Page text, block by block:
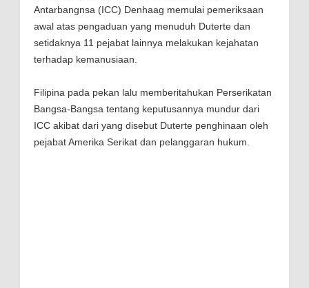
Antarbangnsa (ICC) Denhaag memulai pemeriksaan
awal atas pengaduan yang menuduh Duterte dan
setidaknya 11 pejabat lainnya melakukan kejahatan
terhadap kemanusiaan.
Filipina pada pekan lalu memberitahukan Perserikatan
Bangsa-Bangsa tentang keputusannya mundur dari
ICC akibat dari yang disebut Duterte penghinaan oleh
pejabat Amerika Serikat dan pelanggaran hukum.